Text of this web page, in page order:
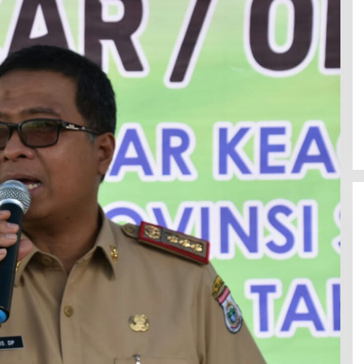
Efektif Cegah Kemacetan BBM,
Amankan Jalur SPBU Kali Mamuju